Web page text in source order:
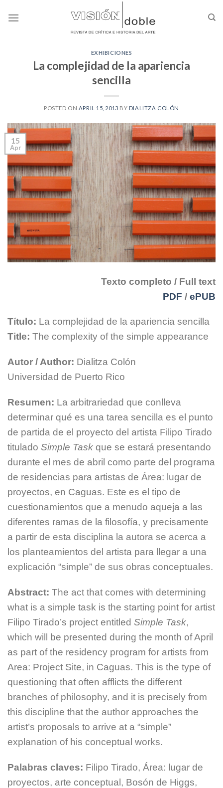
EXHIBICIONES
La complejidad de la apariencia
sencilla
POSTED ON APRIL 15, 2013 BY DIALITZA COLÓN
15
Apr
Texto completo / Full text
PDF / ePUB
Título: La complejidad de la apariencia sencilla
Title: The complexity of the simple appearance
Autor / Author: Dialitza Colón
Universidad de Puerto Rico
Resumen: La arbitrariedad que conlleva
determinar qué es una tarea sencilla es el punto
de partida de el proyecto del artista Filipo Tirado
titulado Simple Task que se estará presentando
durante el mes de abril como parte del programa
de residencias para artistas de Área: lugar de
proyectos, en Caguas. Este es el tipo de
cuestionamientos que a menudo aqueja a las
diferentes ramas de la filosofía, y precisamente
a partir de esta disciplina la autora se acerca a
los planteamientos del artista para llegar a una
explicación “simple” de sus obras conceptuales.
Abstract: The act that comes with determining
what is a simple task is the starting point for artist
Filipo Tirado’s project entitled Simple Task,
which will be presented during the month of April
as part of the residency program for artists from
Area: Project Site, in Caguas. This is the type of
questioning that often afflicts the different
branches of philosophy, and it is precisely from
this discipline that the author approaches the
artist’s proposals to arrive at a “simple”
explanation of his conceptual works.
Palabras claves: Filipo Tirado, Área: lugar de
proyectos, arte conceptual, Bosón de Higgs,